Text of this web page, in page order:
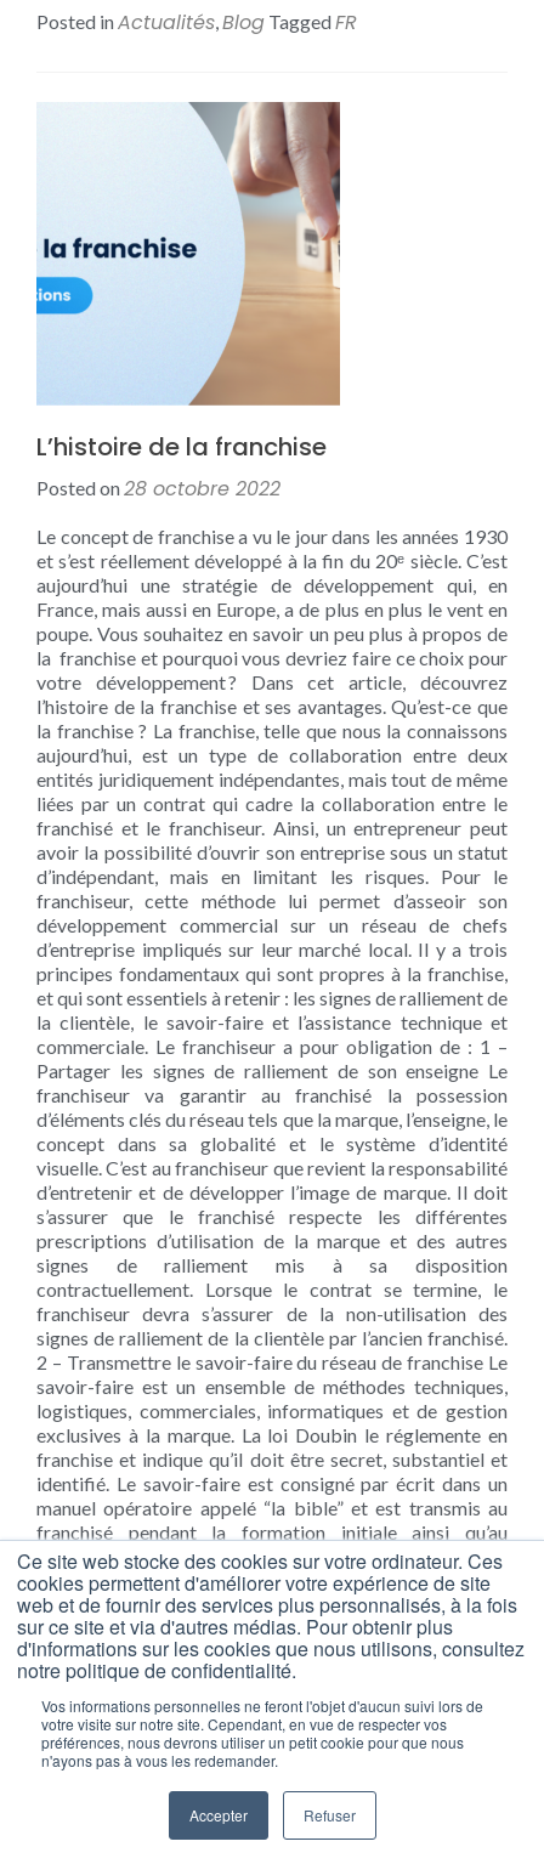
Ce site web stocke des cookies sur votre ordinateur. Ces
cookies permettent d'améliorer votre expérience de site
web et de fournir des services plus personnalisés, à la fois
sur ce site et via d'autres médias. Pour obtenir plus
d'informations sur les cookies que nous utilisons, consultez
notre politique de confidentialité.
Vos informations personnelles ne feront l'objet d'aucun suivi lors de
votre visite sur notre site. Cependant, en vue de respecter vos
préférences, nous devrons utiliser un petit cookie pour que nous
n'ayons pas à vous les redemander.
Accepter Refuser
Posted inActualités,Blog TaggedFR
L’histoire de la franchise
Posted on28 octobre 2022
Le concept de franchise a vu le jour dans les années 1930
et s’est réellement développé à la fin du 20ᵉ siècle. C’est
aujourd’hui une stratégie de développement qui, en
France, mais aussi en Europe, a de plus en plus le vent en
poupe. Vous souhaitez en savoir un peu plus à propos de
la franchise et pourquoi vous devriez faire ce choix pour
votre développement ? Dans cet article, découvrez
l’histoire de la franchise et ses avantages. Qu’est-ce que
la franchise ? La franchise, telle que nous la connaissons
aujourd’hui, est un type de collaboration entre deux
entités juridiquement indépendantes, mais tout de même
liées par un contrat qui cadre la collaboration entre le
franchisé et le franchiseur. Ainsi, un entrepreneur peut
avoir la possibilité d’ouvrir son entreprise sous un statut
d’indépendant, mais en limitant les risques. Pour le
franchiseur, cette méthode lui permet d’asseoir son
développement commercial sur un réseau de chefs
d’entreprise impliqués sur leur marché local. Il y a trois
principes fondamentaux qui sont propres à la franchise,
et qui sont essentiels à retenir : les signes de ralliement de
la clientèle, le savoir-faire et l’assistance technique et
commerciale. Le franchiseur a pour obligation de : 1 –
Partager les signes de ralliement de son enseigne Le
franchiseur va garantir au franchisé la possession
d’éléments clés du réseau tels que la marque, l’enseigne, le
concept dans sa globalité et le système d’identité
visuelle. C’est au franchiseur que revient la responsabilité
d’entretenir et de développer l’image de marque. Il doit
s’assurer que le franchisé respecte les différentes
prescriptions d’utilisation de la marque et des autres
signes de ralliement mis à sa disposition
contractuellement. Lorsque le contrat se termine, le
franchiseur devra s’assurer de la non-utilisation des
signes de ralliement de la clientèle par l’ancien franchisé.
2 – Transmettre le savoir-faire du réseau de franchise Le
savoir-faire est un ensemble de méthodes techniques,
logistiques, commerciales, informatiques et de gestion
exclusives à la marque. La loi Doubin le réglemente en
franchise et indique qu’il doit être secret, substantiel et
identifié. Le savoir-faire est consigné par écrit dans un
manuel opératoire appelé “la bible” et est transmis au
franchisé pendant la formation initiale ainsi qu’au
quotidien via des supports dédiés. Puisqu’il est secret, le
franchisé s’engage à ne pas transmettre le savoir-faire,
(notamment aux réseaux concurrents) au risque de nuire
au réseau de franchise. 3 – Assister commercialement et
techniquement ses franchisés Le soutien commercial et
technique est obligatoire en franchise. Il commence dès
la création du projet jusqu’à l’ouverture du commerce et
durant toute la durée du contrat. Ce soutien constitue le
point fort de la franchise par rapport à l’entrepreneuriat.
Chaque unité du réseau est régulièrement visitée par un
animateur qui vient apporter son expérience et vérifier
que le concept est bien appliqué selon les règles établies.
Qui a inventé la franchise ? L’histoire de la franchise et ses